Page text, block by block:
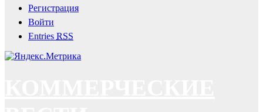
Регистрация
Войти
Entries RSS